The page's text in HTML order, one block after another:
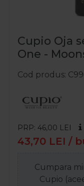
Cupio Oja
One -
Cod produs
PRP: 46,00 LEI
43,70 LEI /
Cumpara
Cupio